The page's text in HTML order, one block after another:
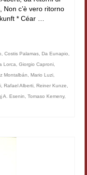
c’è vero ritorno
* Céar …
Costis Palamas Da Eunapio
Lorca Giorgio Caproni
Montalbán Mario Luzi
Rafael Alberti Reiner Kunze
A. Esenin Tomaso Kemeny,